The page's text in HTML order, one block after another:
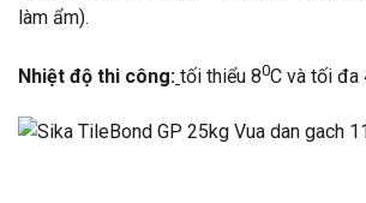
làm ẩm).
Nhiệt độ thi công: tối thiểu 80C và tối đa